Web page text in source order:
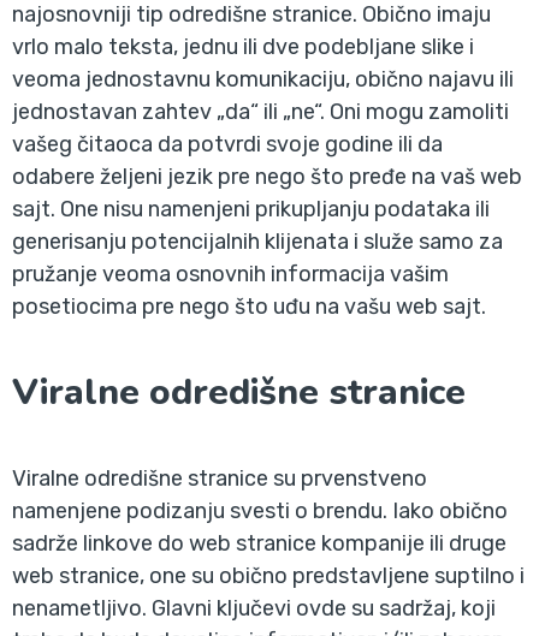
najosnovniji tip odredišne stranice. Obično imaju
vrlo malo teksta, jednu ili dve podebljane slike i
veoma jednostavnu komunikaciju, obično najavu ili
jednostavan zahtev „da“ ili „ne“. Oni mogu zamoliti
vašeg čitaoca da potvrdi svoje godine ili da
odabere željeni jezik pre nego što pređe na vaš web
sajt. One nisu namenjeni prikupljanju podataka ili
generisanju potencijalnih klijenata i služe samo za
pružanje veoma osnovnih informacija vašim
posetiocima pre nego što uđu na vašu web sajt.
Viralne odredišne stranice
Viralne odredišne stranice su prvenstveno
namenjene podizanju svesti o brendu. Iako obično
sadrže linkove do web stranice kompanije ili druge
web stranice, one su obično predstavljene suptilno i
nenametljivo. Glavni ključevi ovde su sadržaj, koji